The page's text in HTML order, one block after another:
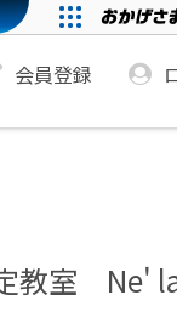
会員登録
教室 Ne'